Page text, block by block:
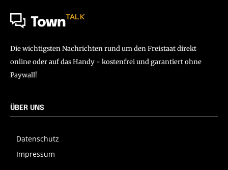
TownTALK
Die wichtigsten Nachrichten rund um den Freistaat direkt
online oder auf das Handy - kostenfrei und garantiert ohne
Paywall!
ÜBER UNS
Datenschutz
Impressum